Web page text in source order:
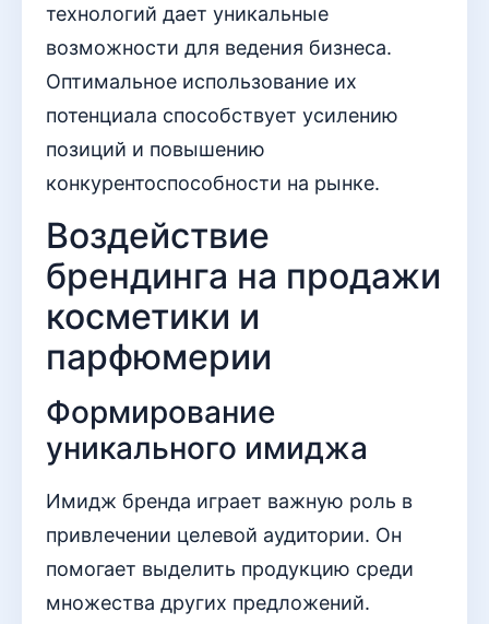
технологий дает уникальные
возможности для ведения бизнеса.
Оптимальное использование их
потенциала способствует усилению
позиций и повышению
конкурентоспособности на рынке.
Воздействие
брендинга на продажи
косметики и
парфюмерии
Формирование
уникального имиджа
Имидж бренда играет важную роль в
привлечении целевой аудитории. Он
помогает выделить продукцию среди
множества других предложений.